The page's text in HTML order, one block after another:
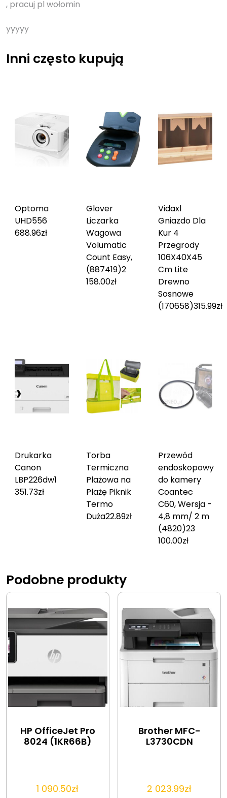
, pracuj pl wołomin
yyyyy
Inni często kupują
Optoma
UHD556
688.96zł
Glover
Liczarka
Wagowa
Volumatic
Count Easy,
(887419)2
158.00zł
Vidaxl
Gniazdo Dla
Kur 4
Przegrody
106X40X45
Cm Lite
Drewno
Sosnowe
(170658)315.99zł
Drukarka
Canon
LBP226dw1
351.73zł
Torba
Termiczna
Plażowa na
Plażę Piknik
Termo
Duża22.89zł
Przewód
endoskopowy
do kamery
Coantec
C60, Wersja -
4,8 mm/ 2 m
(4820)23
100.00zł
Podobne produkty
HP OfficeJet Pro
8024 (1KR66B)
1 090.50zł
Brother MFC-
L3730CDN
2 023.99zł